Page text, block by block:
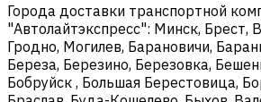
Города доставки транспортной
"Автолайтэкспресс": Минск, Брест,
Гродно, Могилев, Барановичи,
Береза, Березино, Березовка,
Бобруйск , Большая Берестовица,